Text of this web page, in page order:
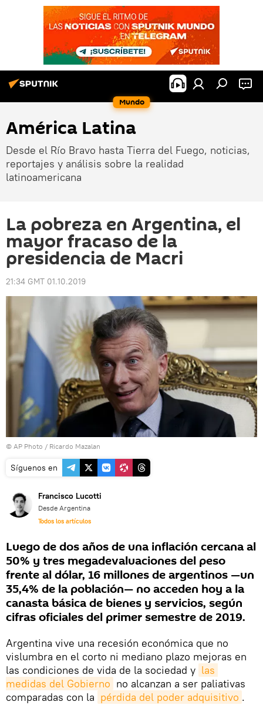
Mundo
América Latina
Desde el Río Bravo hasta Tierra del Fuego, noticias,
reportajes y análisis sobre la realidad
latinoamericana
La pobreza en Argentina, el
mayor fracaso de la
presidencia de Macri
21:34 GMT 01.10.2019
© AP Photo / Ricardo Mazalan
Síguenos en
Francisco Lucotti
Desde Argentina
Todos los artículos
Luego de dos años de una inflación cercana al
50% y tres megadevaluaciones del peso
frente al dólar, 16 millones de argentinos —un
35,4% de la población— no acceden hoy a la
canasta básica de bienes y servicios, según
cifras oficiales del primer semestre de 2019.
Argentina vive una recesión económica que no
vislumbra en el corto ni mediano plazo mejoras en
las condiciones de vida de la sociedad y las
medidas del Gobierno no alcanzan a ser paliativas
comparadas con la pérdida del poder adquisitivo .